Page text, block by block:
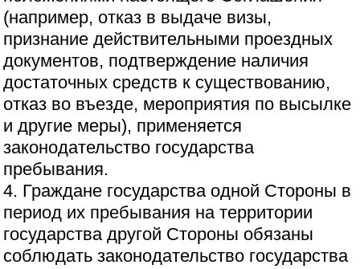
(например, отказ в выдаче визы,
признание действительными проездных
документов, подтверждение наличия
достаточных средств к существованию,
отказ во въезде, мероприятия по высылке
и другие меры), применяется
законодательство государства
пребывания.
4. Граждане государства одной Стороны в
период их пребывания на территории
государства другой Стороны обязаны
соблюдать законодательство государства